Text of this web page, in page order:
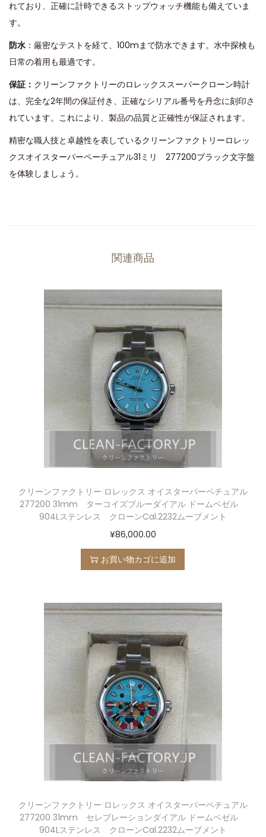
れており、正確に計時できるストップウォッチ機能も備えていま
す。
防水：厳密なテストを経て、100mまで防水できます。水中探検も
日常の着用も最適です。
保証： クリーンファクトリーのロレックススーパークローン時計
は、完全な2年間の保証付き、正確なシリアル番号を丹念に刻印さ
れています。これにより、製品の品質と正確性が保証されます。
精密な職人技と卓越性を表しているクリーンファクトリーロレッ
クスオイスターパーペーチュアル31ミリ 277200ブラック文字盤
を体験しましょう。
関連商品
クリーンファクトリー ロレックス オイスターパーペチュアル
277200 31mm ターコイズブルーダイアル ドームベゼル
904Lステンレス クローンCal.2232ムーブメント
¥86,000.00
お買い物カゴに追加
クリーンファクトリー ロレックス オイスターパーペチュアル
277200 31mm セレブレーションダイアル ドームベゼル
904Lステンレス クローンCal.2232ムーブメント